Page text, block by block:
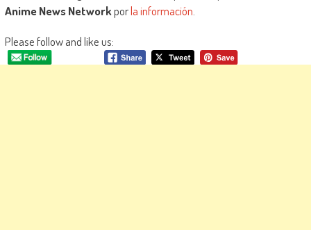
Anime News Networkporla información
Please follow and like us: